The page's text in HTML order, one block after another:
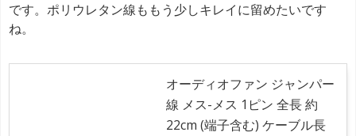
です。ポリウレタン線ももう少しキレイに留めたいです
ね。
オーディオファン ジャンパー
線 メス-メス 1ピン 全長 約
22cm (端子含む) ケーブル長